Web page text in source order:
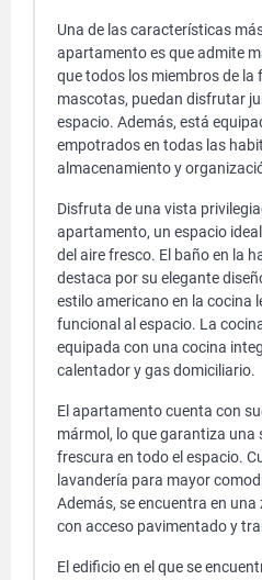
Una de las características
apartamento es que admite
que todos los miembros de la
mascotas, puedan disfrutar
espacio. Además, está
empotrados en todas las
almacenamiento y
Disfruta de una vista
apartamento, un espacio
del aire fresco. El baño en la
destaca por su elegante
estilo americano en la cocina
funcional al espacio. La
equipada con una cocina
calentador y gas domiciliario.
El apartamento cuenta con
mármol, lo que garantiza una
frescura en todo el espacio.
lavandería para mayor
Además, se encuentra en
con acceso pavimentado y
El edificio en el que se